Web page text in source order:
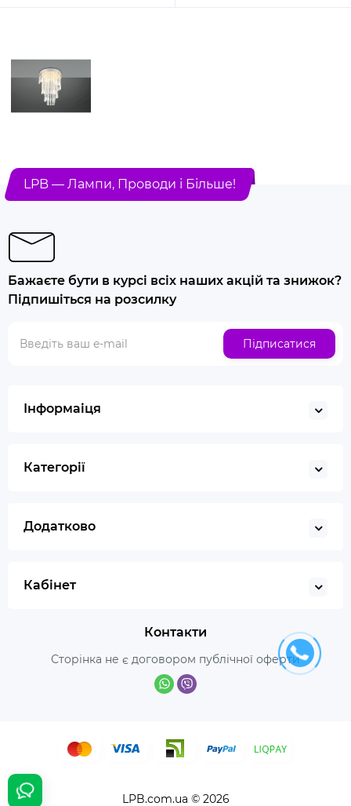
LPB — Лампи, Проводи і Більше!
Бажаєте бути в курсі всіх наших акцій та знижок?
Підпишіться на розсилку
Підписатися
Інформаіця
Категорії
Додатково
Кабінет
Контакти
Сторінка не є договором публічної оферти
LPB.com.ua © 2026